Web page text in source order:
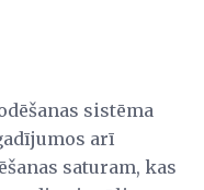
sistēma
arī
saturam, kas